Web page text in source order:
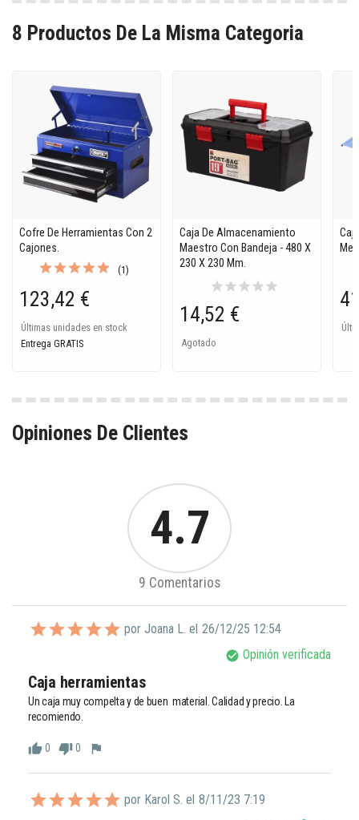
8 Productos De La Misma Categoria
Cofre De Herramientas Con 2
Cajones.
(1)
123,42 €
Últimas unidades en stock
Entrega GRATIS
Caja De Almacenamiento
Maestro Con Bandeja - 480 X
230 X 230 Mm.
starstarstarstarstar
14,52 €
Agotado
Opiniones De Clientes
4.7
9 Comentarios
por Joana L. el 26/12/25 12:54
check_circle Opinión verificada
Caja herramientas
Un caja muy compelta y de buen  material. Calidad y precio. La
recomiendo.
thumb_up0 thumb_down0 flag
por Karol S. el 8/11/23 7:19